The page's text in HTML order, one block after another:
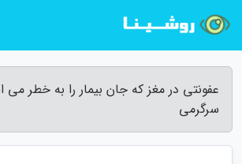
عفونتی در مغز که جان بیمار را به خطر می
سرگرمی